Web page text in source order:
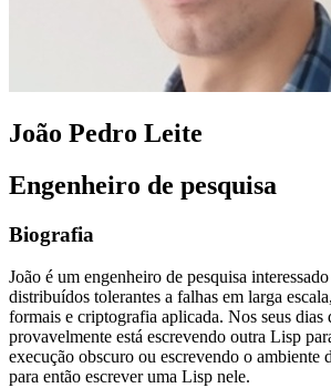
João Pedro Leite
Engenheiro de pesquisa
Biografia
João é um engenheiro de pesquisa
distribuídos tolerantes a falhas em larga
formais e criptografia aplicada. Nos seus dias
provavelmente está escrevendo outra Lisp
execução obscuro ou escrevendo o ambiente
para então escrever uma Lisp nele.